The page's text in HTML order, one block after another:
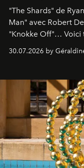
"The Shards" de
Man" avec Robert
"Knokke Off"… Voici
plateformes de
30.07.2026 by